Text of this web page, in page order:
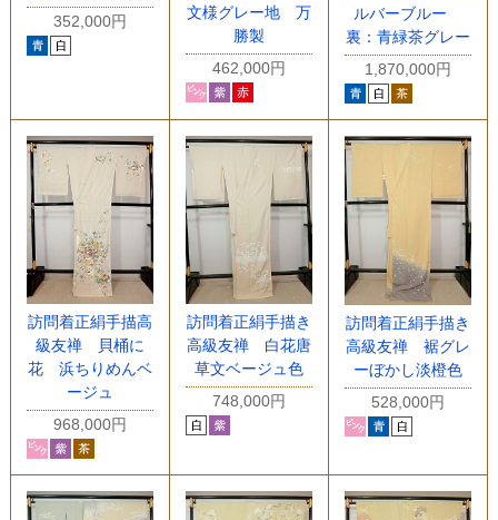
352,000円
文様グレー地 万
勝製
462,000円
ルバーブルー
裏：青緑茶グレー
1,870,000円
訪問着正絹手描高
級友禅 貝桶に
花 浜ちりめんベ
ージュ
968,000円
訪問着正絹手描き
高級友禅 白花唐
草文ベージュ色
748,000円
訪問着正絹手描き
高級友禅 裾グレ
ーぼかし淡橙色
528,000円